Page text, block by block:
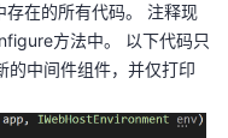
在的所有代码。 注释现
方法中。 以下代码只
的中间件组件，并仅打印